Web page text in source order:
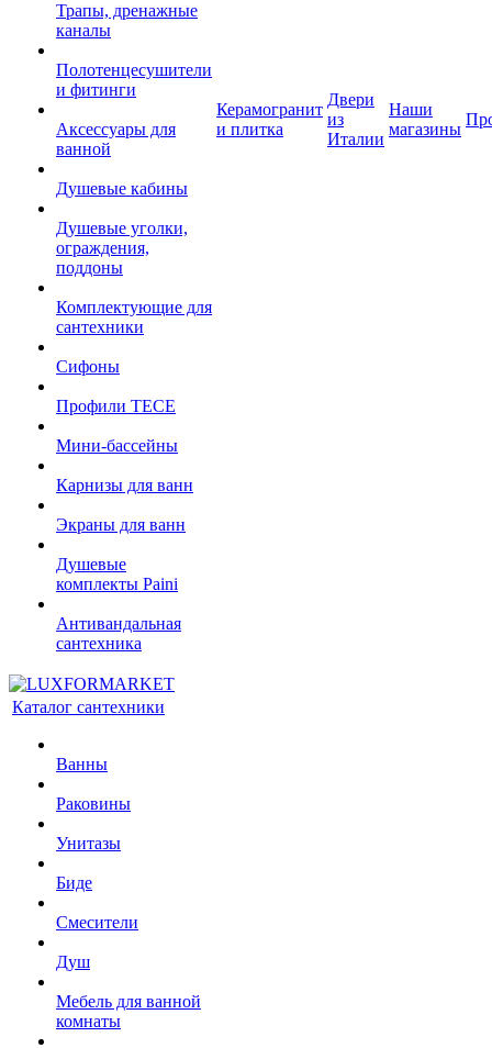
Трапы, дренажные
каналы
Полотенцесушители
и фитинги
Аксессуары для
ванной
Душевые кабины
Душевые уголки,
ограждения,
поддоны
Комплектующие для
сантехники
Сифоны
Профили TECE
Мини-бассейны
Карнизы для ванн
Экраны для ванн
Душевые
комплекты Paini
Антивандальная
сантехника
Керамогранит
и плитка
Двери
из
Италии
Наши
магазины
Каталог сантехники
Ванны
Раковины
Унитазы
Биде
Смесители
Душ
Мебель для ванной
комнаты